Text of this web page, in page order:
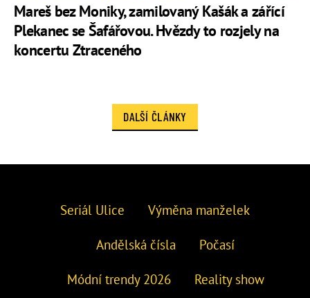
Mareš bez Moniky, zamilovaný Kašák a zářící
Plekanec se Šafářovou. Hvězdy to rozjely na
koncertu Ztraceného
DALŠÍ ČLÁNKY
Seriál Ulice Výměna manželek
Andělská čísla Počasí
Módní trendy 2026 Reality show